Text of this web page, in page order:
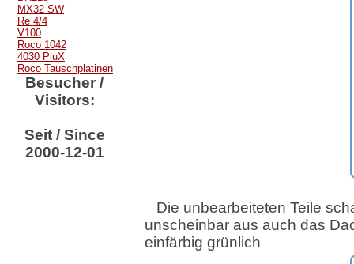
MX32 SW
Re 4/4
V100
Roco 1042
4030 PluX
Roco Tauschplatinen
Besucher /
Visitors:
Seit / Since
2000-12-01
Die unbearbeiteten Teile
unscheinbar aus auch das
einfärbig grünlich